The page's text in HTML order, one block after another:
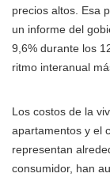
precios altos. Esa
un informe del
9,6% durante los
ritmo interanual
Los costos de la
apartamentos y el
representan
consumidor, han